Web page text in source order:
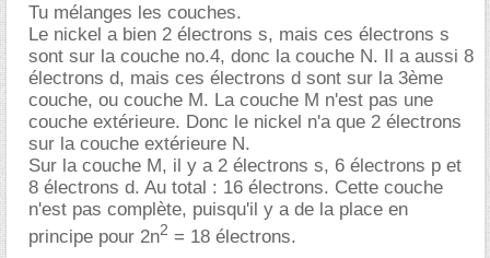
Tu mélanges les couches.
Le nickel a bien 2 électrons s, mais ces électrons s
sont sur la couche no.4, donc la couche N. Il a aussi 8
électrons d, mais ces électrons d sont sur la 3ème
couche, ou couche M. La couche M n'est pas une
couche extérieure. Donc le nickel n'a que 2 électrons
sur la couche extérieure N.
Sur la couche M, il y a 2 électrons s, 6 électrons p et
8 électrons d. Au total : 16 électrons. Cette couche
n'est pas complète, puisqu'il y a de la place en
principe pour 2n2 = 18 électrons.